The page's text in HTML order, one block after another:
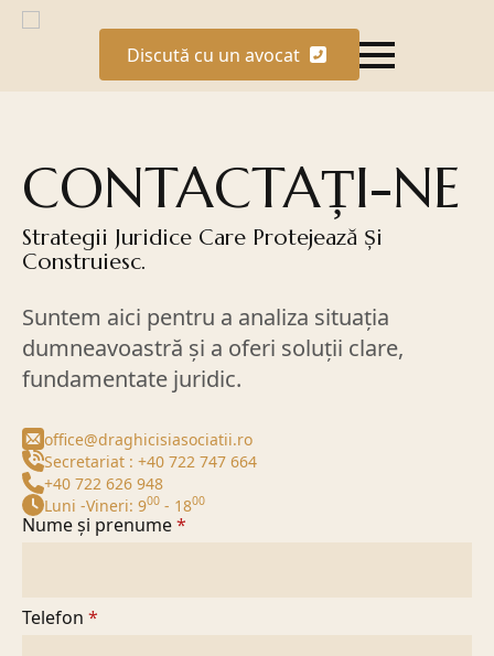
Discută cu un avocat
CONTACTAȚI-NE
Strategii Juridice Care Protejează Și
Construiesc.
Suntem aici pentru a analiza situația
dumneavoastră și a oferi soluții clare,
fundamentate juridic.
office@draghicisiasociatii.ro
Secretariat : +40 722 747 664
+40 722 626 948
Luni -Vineri: 900 - 1800
Nume și prenume*
Telefon *